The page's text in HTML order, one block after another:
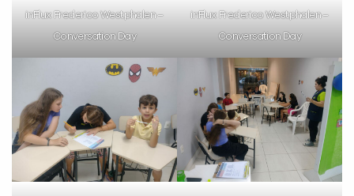
inFlux Frederico Westphalen –
Conversation Day
inFlux Frederico Westphalen –
Conversation Day